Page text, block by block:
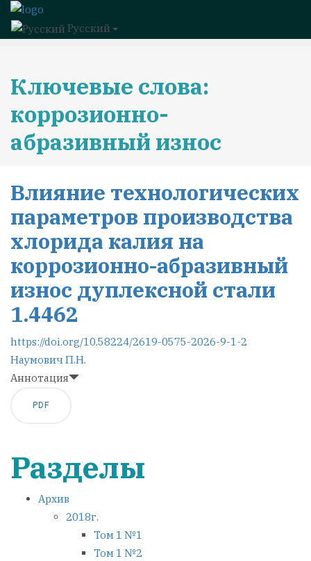
Русский
Ключевые слова:
коррозионно-
абразивный износ
Влияние технологических
параметров производства
хлорида калия на
коррозионно-абразивный
износ дуплексной стали
1.4462
https://doi.org/10.58224/2619-0575-2026-9-1-2
Наумович П.Н.
Аннотация
PDF
Разделы
Архив
2018г.
Том 1 №1
Том 1 №2